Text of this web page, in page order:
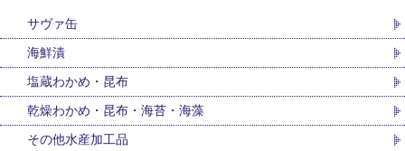
サヴァ缶
海鮮漬
塩蔵わかめ・昆布
乾燥わかめ・昆布・海苔・海藻
その他水産加工品